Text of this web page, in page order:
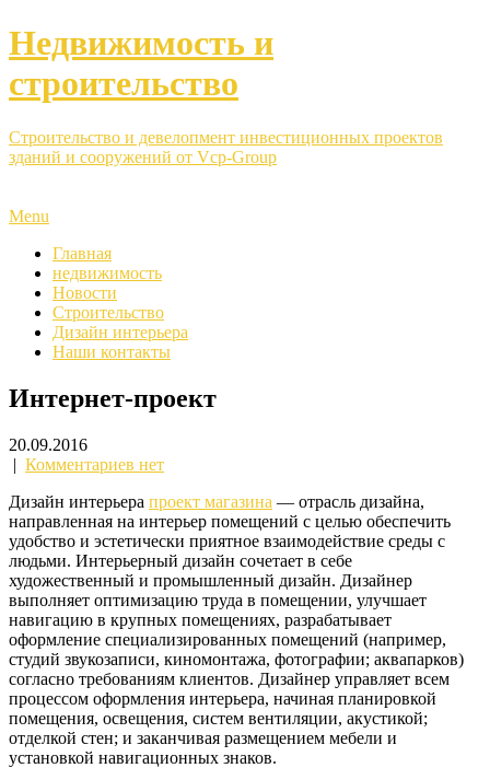
Недвижимость и
строительство
Строительство и девелопмент инвестиционных проектов
зданий и сооружений от Vcp-Group
Menu
Главная
недвижимость
Новости
Строительство
Дизайн интерьера
Наши контакты
Интернет-проект
20.09.2016
| Комментариев нет
Дизайн интерьера проект магазина — отрасль дизайна,
направленная на интерьер помещений с целью обеспечить
удобство и эстетически приятное взаимодействие среды с
людьми. Интерьерный дизайн сочетает в себе
художественный и промышленный дизайн. Дизайнер
выполняет оптимизацию труда в помещении, улучшает
навигацию в крупных помещениях, разрабатывает
оформление специализированных помещений (например,
студий звукозаписи, киномонтажа, фотографии; аквапарков)
согласно требованиям клиентов. Дизайнер управляет всем
процессом оформления интерьера, начиная планировкой
помещения, освещения, систем вентиляции, акустикой;
отделкой стен; и заканчивая размещением мебели и
установкой навигационных знаков.